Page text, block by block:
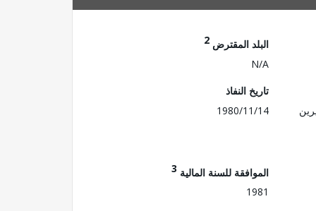
البلد المقترض 2
N/A
تاريخ النفاذ
1980/11/14
الموافقة للسنة المالية 3
1981